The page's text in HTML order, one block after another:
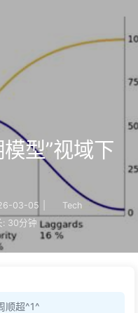
型”视域下
03-05
Tech
: 30分钟
顺超^1^